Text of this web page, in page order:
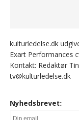
kulturledelse.dk
Exart Performances
Kontakt: Redaktør
tv@kulturledelse.dk
Nyhedsbrevet: